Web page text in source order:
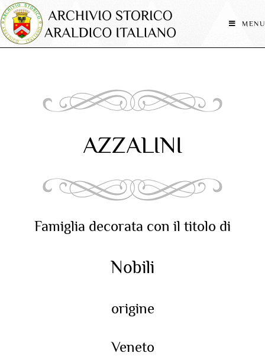
MENU
AZZALINI
Famiglia decorata con il titolo di
Nobili
origine
Veneto